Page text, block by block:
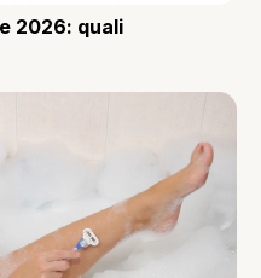
2026: quali